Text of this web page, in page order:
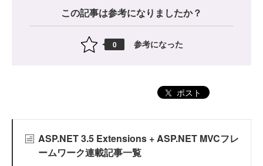
この記事は参考になりましたか？
0 参考になった
ポスト
ASP.NET 3.5 Extensions + ASP.NET MVCフレ
ームワーク連載記事一覧